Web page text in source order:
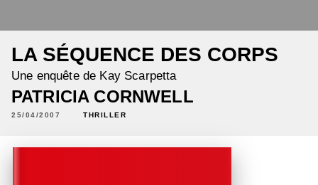
LA SÉQUENCE DES CORPS
Une enquête de Kay Scarpetta
PATRICIA CORNWELL
25/04/2007 THRILLER